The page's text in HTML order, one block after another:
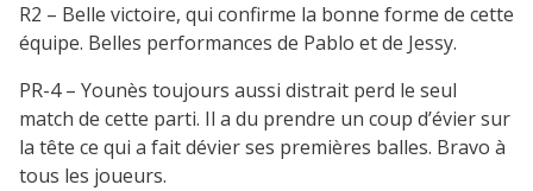
R2 – Belle victoire, qui confirme la bonne forme de cette
équipe. Belles performances de Pablo et de Jessy.
PR-4 – Younès toujours aussi distrait perd le seul
match de cette parti. Il a du prendre un coup d’évier sur
la tête ce qui a fait dévier ses premières balles. Bravo à
tous les joueurs.